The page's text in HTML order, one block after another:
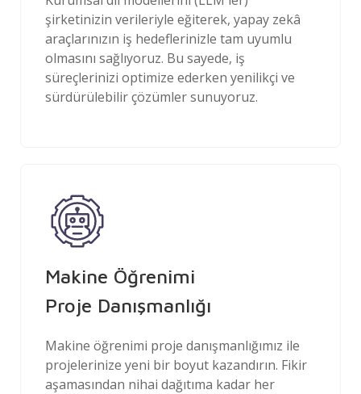
şirketinizin verileriyle eğiterek, yapay zekâ
araçlarınızın iş hedeflerinizle tam uyumlu
olmasını sağlıyoruz. Bu sayede, iş
süreçlerinizi optimize ederken yenilikçi ve
sürdürülebilir çözümler sunuyoruz.
Makine Öğrenimi
Proje Danışmanlığı
Makine öğrenimi proje danışmanlığımız ile
projelerinize yeni bir boyut kazandırın. Fikir
aşamasından nihai dağıtıma kadar her